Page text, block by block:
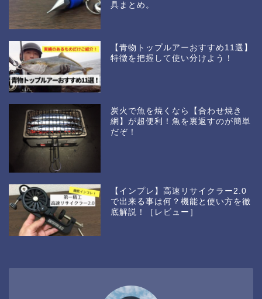
具まとめ。
【青物トップルアーおすすめ11選】
特徴を把握して使い分けよう！
炭火で魚を焼くなら【合わせ焼き
網】が超便利！魚を裏返すのが簡単
だぞ！
【インプレ】高速リサイクラー2.0
で出来る事は何？機能と使い方を徹
底解説！［レビュー］